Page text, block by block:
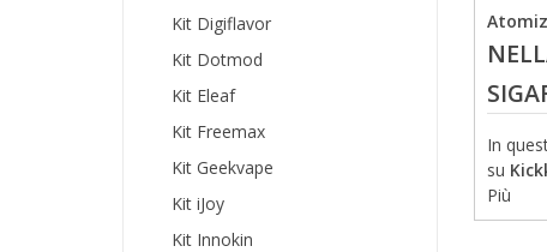
Kit Digiflavor
Kit Dotmod
Kit Eleaf
Kit Freemax
Kit Geekvape
Kit iJoy
Kit Innokin
In
su
Più